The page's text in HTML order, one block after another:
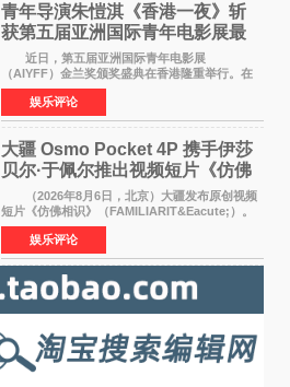
青年导演朱愷淇《香港一夜》斩
获第五届亚洲国际青年电影展最
佳剧本改编奖
近日，第五届亚洲国际青年电影展
（AIYFF）金兰奖颁奖盛典在香港隆重举行。在
这场汇聚数百位海内外电影人、文化界人士及媒
体代表的亚洲青年影视盛会上，香港本土电影
《香港一夜》（Dawn in Ho
娱乐评论
大疆 Osmo Pocket 4P 携手伊莎
贝尔·于佩尔推出视频短片《仿佛
相识》
（2026年8月6日，北京）大疆发布原创视频
短片《仿佛相识》（FAMILIARIT&Eacute;）。
视频短片由戛纳国际电影节最佳女演员伊莎贝尔·
于佩尔（Isabelle Huppert）主演，全程使用大
疆首款双主摄口
娱乐评论